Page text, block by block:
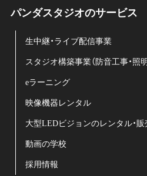
パンダスタジオのサービス
生中継・ライブ配信事業
スタジオ構築事業（防音工事・照
eラーニング
映像機器レンタル
大型LEDビジョンのレンタル・販
動画の学校
採用情報